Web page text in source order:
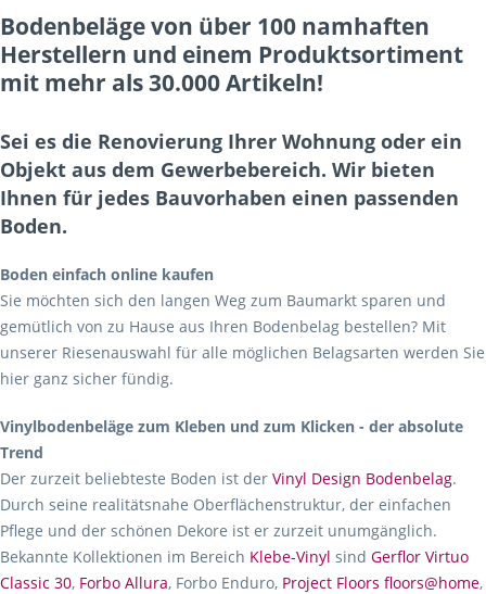
Bodenbeläge von über 100 namhaften
Herstellern und einem Produktsortiment
mit mehr als 30.000 Artikeln!
Sei es die Renovierung Ihrer Wohnung oder ein
Objekt aus dem Gewerbebereich. Wir bieten
Ihnen für jedes Bauvorhaben einen passenden
Boden.
Boden einfach online kaufen
Sie möchten sich den langen Weg zum Baumarkt sparen und
gemütlich von zu Hause aus Ihren Bodenbelag bestellen? Mit
unserer Riesenauswahl für alle möglichen Belagsarten werden Sie
hier ganz sicher fündig.
Vinylbodenbeläge zum Kleben und zum Klicken - der absolute
Trend
Der zurzeit beliebteste Boden ist der Vinyl Design Bodenbelag.
Durch seine realitätsnahe Oberflächenstruktur, der einfachen
Pflege und der schönen Dekore ist er zurzeit unumgänglich.
Bekannte Kollektionen im Bereich Klebe-Vinyl sind Gerflor Virtuo
Classic 30, Forbo Allura, Forbo Enduro, Project Floors floors@home,